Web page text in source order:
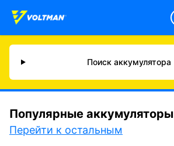
Поиск аккумулятора
Популярные аккумуляторы
Перейти к остальным